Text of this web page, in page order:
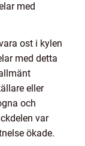
med
ost i kylen
med detta
eller
och
var
ökade.